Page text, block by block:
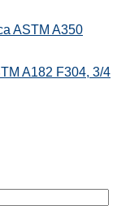
ASTM A350
A182 F304, 3/4